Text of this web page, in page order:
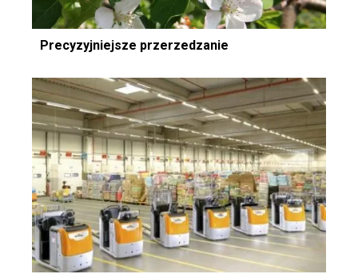
Precyzyjniejsze przerzedzanie